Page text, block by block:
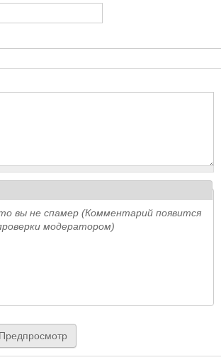
вы не спамер (Комментарий появится
модератором)